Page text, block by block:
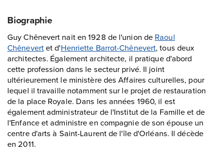
Biographie
Guy Chênevert nait en 1928 de l'union de Raoul
Chênevertet d'Henriette Barrot-Chênevert, tous deux
architectes. Également architecte, il pratique d'abord
cette profession dans le secteur privé. Il joint
ultérieurement le ministère des Affaires culturelles, pour
lequel il travaille notamment sur le projet de restauration
de la place Royale. Dans les années 1960, il est
également administrateur de l'Institut de la Famille et de
l'Enfance et administre en compagnie de son épouse un
centre d'arts à Saint-Laurent de l'île d'Orléans. Il décède
en 2011.